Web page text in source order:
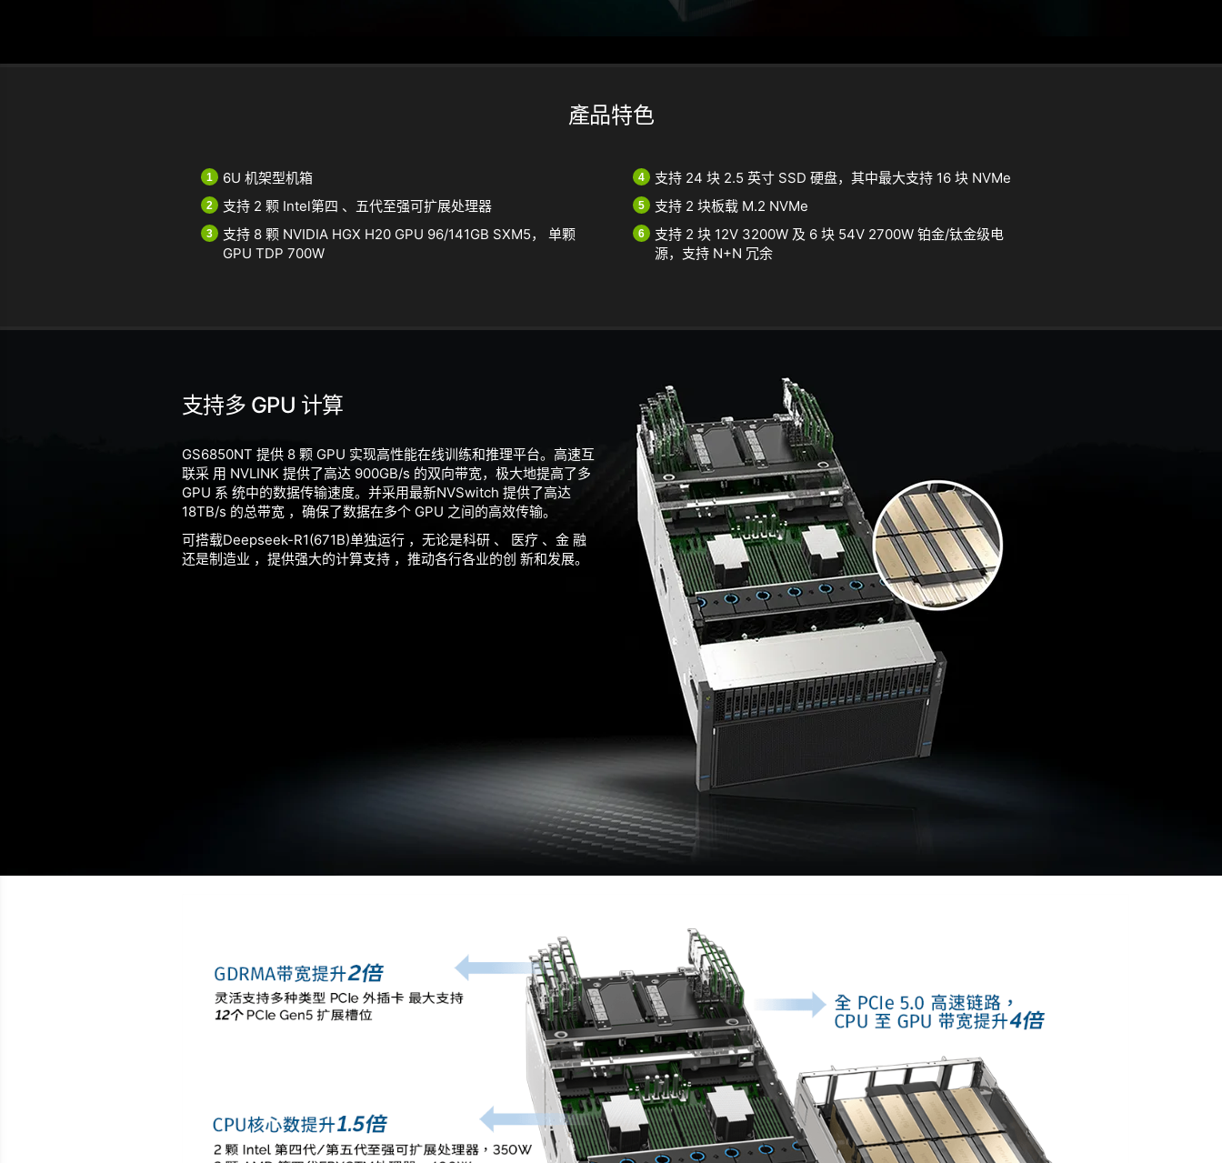
產品特色
6U 机架型机箱
支持 2 颗 Intel第四 、五代至强可扩展处理器
支持 8 颗 NVIDIA HGX H20 GPU 96/141GB SXM5， 单颗
GPU TDP 700W
支持 24 块 2.5 英寸 SSD 硬盘，其中最大支持 16 块 NVMe
支持 2 块板载 M.2 NVMe
支持 2 块 12V 3200W 及 6 块 54V 2700W 铂金/钛金级电
源，支持 N+N 冗余
支持多 GPU 计算
GS6850NT 提供 8 颗 GPU 实现高性能在线训练和推理平台。高速互
联采 用 NVLINK 提供了高达 900GB/s 的双向带宽，极大地提高了多
GPU 系 统中的数据传输速度。并采用最新NVSwitch 提供了高达
18TB/s 的总带宽 ，确保了数据在多个 GPU 之间的高效传输。
可搭载Deepseek-R1(671B)单独运行 ，无论是科研 、 医疗 、金 融
还是制造业 ，提供强大的计算支持 ，推动各行各业的创 新和发展。